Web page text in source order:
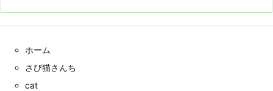
ホーム
さび猫さんち
cat